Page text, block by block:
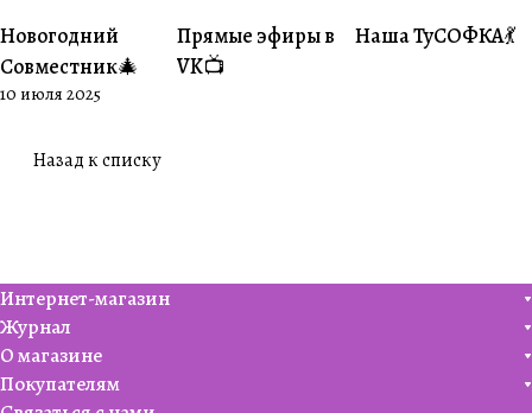
#Совместники
Новогодний
Совместник🎄
10 июля 2025
#Житуха
Прямые эфиры в
VK📺
#Совместники
Наша ТуСОФКА💃
Назад к списку
Интернет-магазин
Журнал
О магазине
Покупателям